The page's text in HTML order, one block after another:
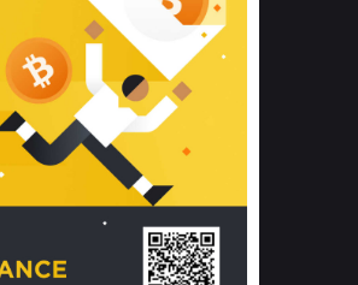
giấc ngủ và môi trường
ngủ đối với sức khỏe con
tại Sleep Foundation (External
để có cái nhìn toàn diện hơn.
tiêu chí vàng khi lựa chọn
ga gối đệm cao cấp cho phòng
một bộ chăn ga gối đệm
hoàn hảo cả về thẩm mỹ lẫn
năng, người tiêu dùng cần cân
lưỡng các tiêu chí quan trọng